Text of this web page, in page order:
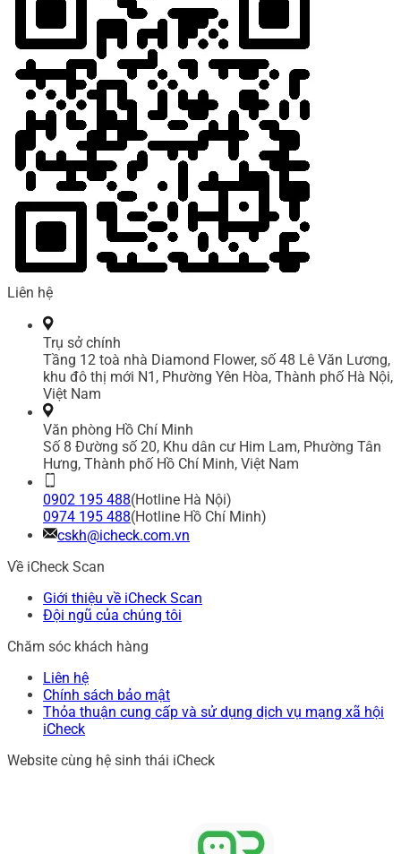
Liên hệ
Trụ sở chính
Tầng 12 toà nhà Diamond Flower, số 48 Lê Văn Lương,
khu đô thị mới N1, Phường Yên Hòa, Thành phố Hà Nội,
Việt Nam
Văn phòng Hồ Chí Minh
Số 8 Đường số 20, Khu dân cư Him Lam, Phường Tân
Hưng, Thành phố Hồ Chí Minh, Việt Nam
0902 195 488(Hotline Hà Nội)
0974 195 488(Hotline Hồ Chí Minh)
cskh@icheck.com.vn
Về iCheck Scan
Giới thiệu về iCheck Scan
Đội ngũ của chúng tôi
Chăm sóc khách hàng
Liên hệ
Chính sách bảo mật
Thỏa thuận cung cấp và sử dụng dịch vụ mạng xã hội
iCheck
Website cùng hệ sinh thái iCheck